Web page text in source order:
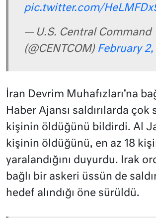
pic.twitter.com/
— U.S. Central Command
(@CENTCOM) February
İran Devrim Muhafızları’na
Haber Ajansı saldırılarda çok
kişinin öldüğünü bildirdi. Al
kişinin öldüğünü, en az 18
yaralandığını duyurdu. Irak
bağlı bir askeri üssün de
hedef alındığı öne sürüldü.